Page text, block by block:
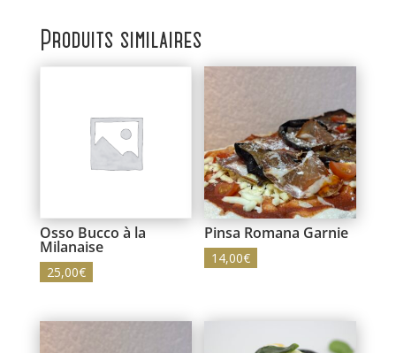
Produits similaires
Osso Bucco à la
Milanaise
25,00€
Pinsa Romana Garnie
14,00€